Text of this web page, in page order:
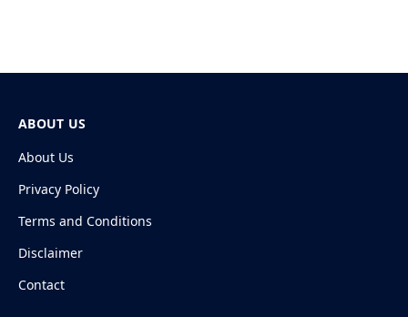
ABOUT US
About Us
Privacy Policy
Terms and Conditions
Disclaimer
Contact